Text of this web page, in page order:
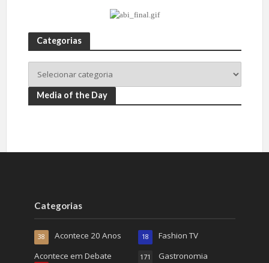
Categorias
Media of the Day
Categorias
Acontece 20 Anos
38
Acontece em Debate
Fashion TV
18
Gastronomia
171